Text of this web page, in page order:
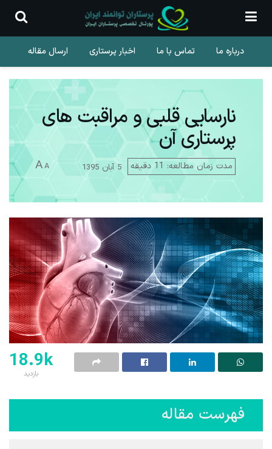
درباره ما تماس با ما اخبار پرستاری ارسال مقاله
نارسایی قلبی و مراقبت های
پرستاری آن
5 آبان 1395 مدت زمان مطالعه: 11 دقیقه A
A
18.9k
بازدید
فهرست مقاله